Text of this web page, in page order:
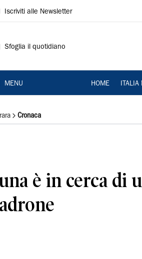
Iscriviti alle Newsletter
Sfoglia il quotidiano
MENU HOME ITALIA
Cronaca
è in cerca di